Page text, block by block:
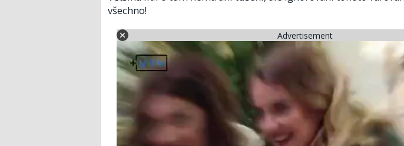
všechno!
Advertisement